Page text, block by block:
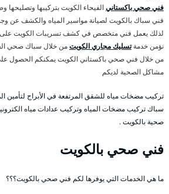
فني صحي باكستانيالفيحاء الكويت بتركيبها وتصليحها
فني سباك بالكويت لصيانة مواسير المياه والكشف عن
لذلك يعمل فني متخصص في كشف تسريبات الكويت على
نؤمن خدمةتسليك مجاري الكويتمن خلال سباك صحي
من خلال فني صحي باكستاني الكويت يمكنكم الحصول
مشاكل الصحية لديكم
تركيب مضخات مياه للشقق المرتفعة في الأبراج لتأمين
سباك تركيب مضخات المياه وتركيب عدادات مياه
صحية بالكويت .
فني صحي بالكويت
ما هي الخدمات التي يوفرها لكم فني صحي بالكويت؟؟؟